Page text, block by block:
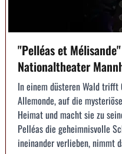
"Pelléas et
Nationaltheater
In einem düsteren Wald trifft
Allemonde, auf die
Heimat und macht sie zu
Pelléas die geheimnisvolle
ineinander verlieben, nimmt